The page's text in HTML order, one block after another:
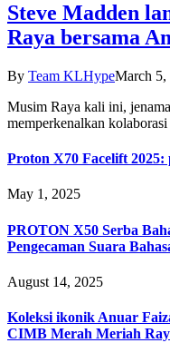
Steve Madden
Raya bersama
By Team KLHypeMarch 5,
Musim Raya kali ini,
memperkenalkan
Proton X70 Facelift 2025:
May 1, 2025
PROTON X50 Serba
Pengecaman Suara
August 14, 2025
Koleksi ikonik Anuar
CIMB Merah Meriah